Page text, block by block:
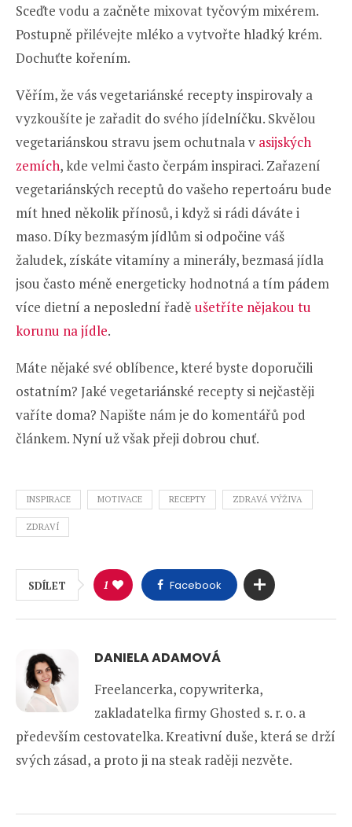
Sceďte vodu a začněte mixovat tyčovým mixérem.
Postupně přilévejte mléko a vytvořte hladký krém.
Dochuťte kořením.
Věřím, že vás vegetariánské recepty inspirovaly a
vyzkoušíte je zařadit do svého jídelníčku. Skvělou
vegetariánskou stravu jsem ochutnala v asijských
zemích, kde velmi často čerpám inspiraci. Zařazení
vegetariánských receptů do vašeho repertoáru bude
mít hned několik přínosů, i když si rádi dáváte i
maso. Díky bezmasým jídlům si odpočine váš
žaludek, získáte vitamíny a minerály, bezmasá jídla
jsou často méně energeticky hodnotná a tím pádem
více dietní a neposlední řadě ušetříte nějakou tu
korunu na jídle.
Máte nějaké své oblíbence, které byste doporučili
ostatním? Jaké vegetariánské recepty si nejčastěji
vaříte doma? Napište nám je do komentářů pod
článkem. Nyní už však přeji dobrou chuť.
INSPIRACE MOTIVACE RECEPTY ZDRAVÁ VÝŽIVA
ZDRAVÍ
SDÍLET 1 Facebook
DANIELA ADAMOVÁ
Freelancerka, copywriterka,
zakladatelka firmy Ghosted s. r. o. a
především cestovatelka. Kreativní duše, která se drží
svých zásad, a proto ji na steak raději nezvěte.